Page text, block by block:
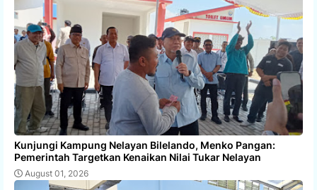
Kunjungi Kampung Nelayan Bilelando, Menko Pangan:
Pemerintah Targetkan Kenaikan Nilai Tukar Nelayan
August 01, 2026